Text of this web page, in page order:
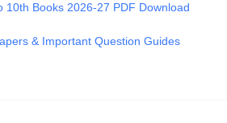
10th Books 2026-27 PDF Download
& Important Question Guides